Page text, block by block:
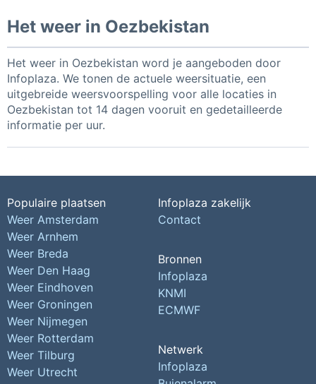
Het weer in Oezbekistan
Het weer in Oezbekistan word je aangeboden door
Infoplaza. We tonen de actuele weersituatie, een
uitgebreide weersvoorspelling voor alle locaties in
Oezbekistan tot 14 dagen vooruit en gedetailleerde
informatie per uur.
Populaire plaatsen
Weer Amsterdam
Weer Arnhem
Weer Breda
Weer Den Haag
Weer Eindhoven
Weer Groningen
Weer Nijmegen
Weer Rotterdam
Weer Tilburg
Weer Utrecht
Infoplaza zakelijk
Contact
Bronnen
Infoplaza
KNMI
ECMWF
Netwerk
Infoplaza